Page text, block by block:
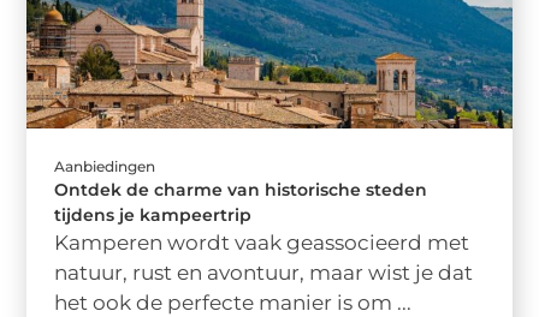
Aanbiedingen
Ontdek de charme van historische steden
tijdens je kampeertrip
Kamperen wordt vaak geassocieerd met
natuur, rust en avontuur, maar wist je dat
het ook de perfecte manier is om ...